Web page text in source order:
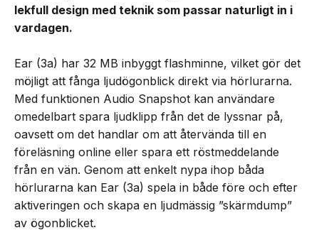
lekfull design med teknik som passar naturligt in i
vardagen.
Ear (3a) har 32 MB inbyggt flashminne, vilket gör det
möjligt att fånga ljudögonblick direkt via hörlurarna.
Med funktionen Audio Snapshot kan användare
omedelbart spara ljudklipp från det de lyssnar på,
oavsett om det handlar om att återvända till en
föreläsning online eller spara ett röstmeddelande
från en vän. Genom att enkelt nypa ihop båda
hörlurarna kan Ear (3a) spela in både före och efter
aktiveringen och skapa en ljudmässig ”skärmdump”
av ögonblicket.